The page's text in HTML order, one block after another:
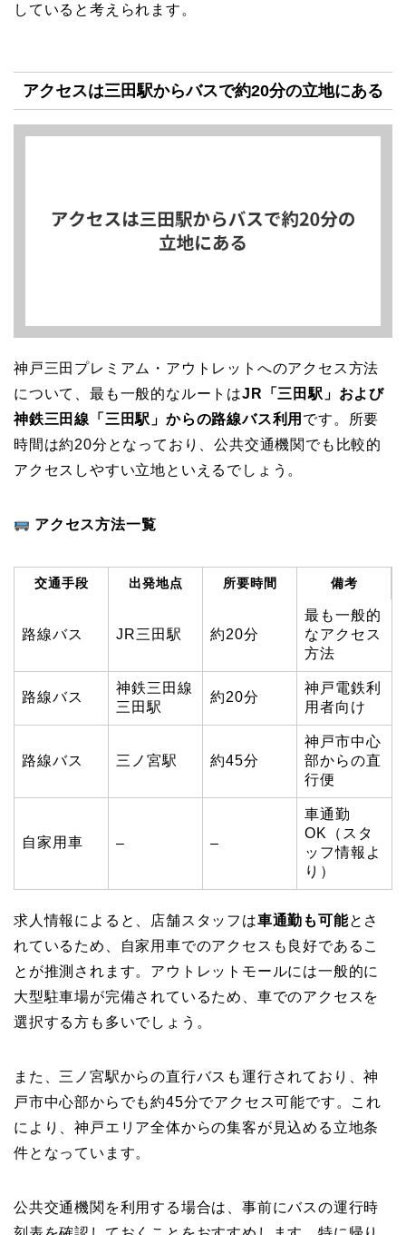
していると考えられます。
アクセスは三田駅からバスで約20分の立地にある
神戸三田プレミアム・アウトレットへのアクセス方法
について、最も一般的なルートはJR「三田駅」および
神鉄三田線「三田駅」からの路線バス利用 です。所要
時間は約20分となっており、公共交通機関でも比較的
アクセスしやすい立地といえるでしょう。
アクセス方法一覧
交通手段 出発地点 所要時間 備考
路線バス JR三田駅 約20分
最も一般的
なアクセス
方法
路線バス
神鉄三田線
三田駅
約20分
神戸電鉄利
用者向け
路線バス 三ノ宮駅 約45分
神戸市中心
部からの直
行便
自家用車 – –
車通勤
OK（スタ
ッフ情報よ
り）
求人情報によると、店舗スタッフは車通勤も可能とさ
れているため、自家用車でのアクセスも良好であるこ
とが推測されます。アウトレットモールには一般的に
大型駐車場が完備されているため、車でのアクセスを
選択する方も多いでしょう。
また、三ノ宮駅からの直行バスも運行されており、神
戸市中心部からでも約45分でアクセス可能です。これ
により、神戸エリア全体からの集客が見込める立地条
件となっています。
公共交通機関を利用する場合は、事前にバスの運行時